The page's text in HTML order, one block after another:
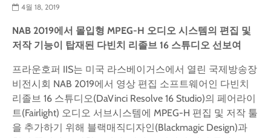
4월 18, 2019
NAB 2019에서 몰입형 MPEG-H 오디오 시스템의 편집 및
저작 기능이 탑재된 다빈치 리졸브 16 스튜디오 선보여
프라운호퍼 IIS는 미국 라스베이거스에서 열린 국제방송장
비전시회 NAB 2019에서 영상 편집 소프트웨어인 다빈치
리졸브 16 스튜디오(DaVinci Resolve 16 Studio)의 페어라이
트(Fairlight) 오디오 서브시스템에 MPEG-H 편집 및 저작 툴
을 추가하기 위해 블랙매직디자인(Blackmagic Design)과